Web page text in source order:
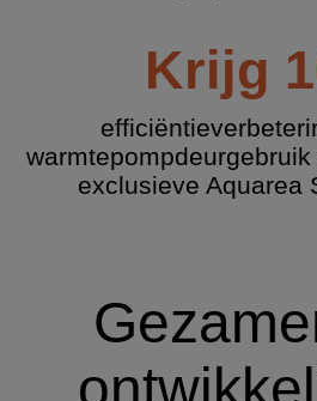
Krijg
exclusieve Aquarea